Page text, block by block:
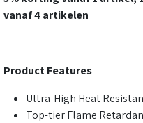
vanaf 4 artikelen
Product Features
Ultra-High Heat
Top-tier Flame